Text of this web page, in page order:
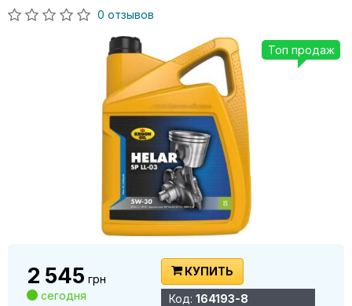
0 отзывов
Топ продаж
2 545 грн
сегодня
КУПИТЬ
Код: 164193-8